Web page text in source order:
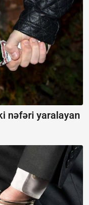
nəfəri yaralayan